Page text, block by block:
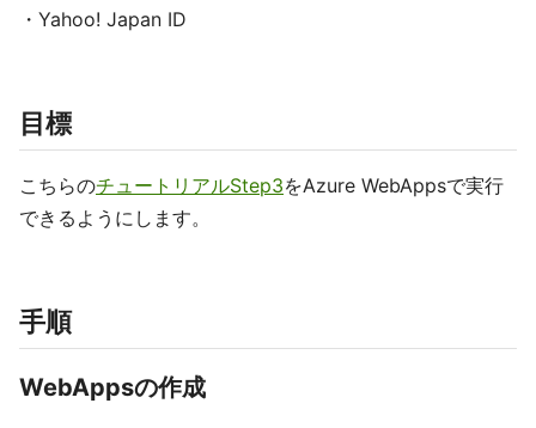
・Yahoo! Japan ID
目標
こちらのチュートリアルStep3をAzure WebAppsで実行
できるようにします。
手順
WebAppsの作成